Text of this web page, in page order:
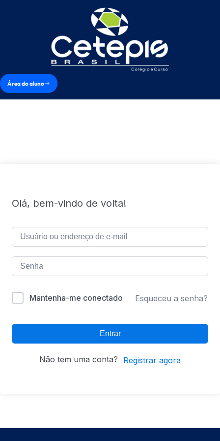
Área do aluno
Olá, bem-vindo de volta!
Mantenha-me conectado Esqueceu a senha?
Entrar
Não tem uma conta? Registrar agora